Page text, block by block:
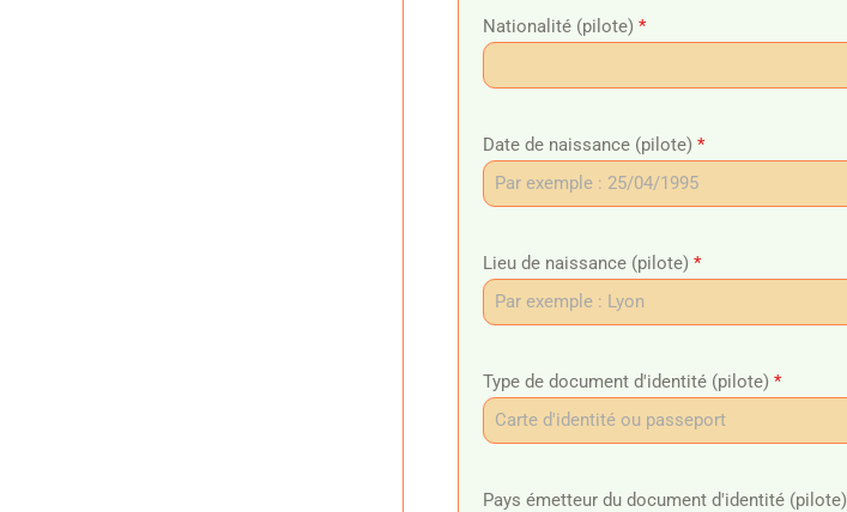
Nationalité (pilote) *
Date de naissance (pilote) *
Lieu de naissance (pilote) *
Type de document d'identité (pilote) *
Pays émetteur du document d'identité (pilote)